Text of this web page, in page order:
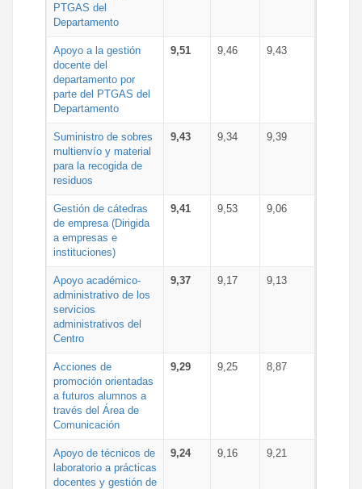
PTGAS del
Departamento
Apoyo a la gestión
docente del
departamento por
parte del PTGAS del
Departamento
9,51 9,46 9,43
Suministro de sobres
multienvío y material
para la recogida de
residuos
9,43 9,34 9,39
Gestión de cátedras
de empresa (Dirigida
a empresas e
instituciones)
9,41 9,53 9,06
Apoyo académico-
administrativo de los
servicios
administrativos del
Centro
9,37 9,17 9,13
Acciones de
promoción orientadas
a futuros alumnos a
través del Área de
Comunicación
9,29 9,25 8,87
Apoyo de técnicos de
laboratorio a prácticas
docentes y gestión de
9,24 9,16 9,21